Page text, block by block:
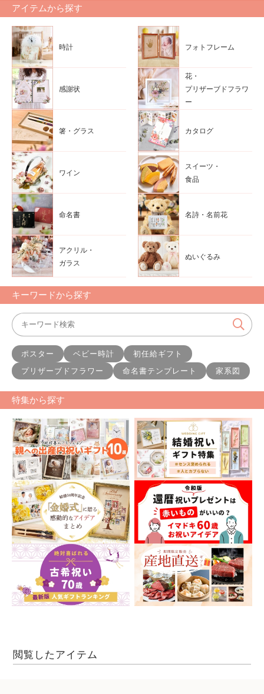
アイテムから探す
時計 フォトフレーム
感謝状
花・
プリザーブドフラワ
ー
箸・グラス カタログ
ワイン
スイーツ・
食品
命名書 名詩・名前花
アクリル・
ガラス
ぬいぐるみ
キーワードから探す
ポスター ベビー時計
初任給ギフト
プリザーブドフラワー
命名書テンプレート 家系図
特集から探す
閲覧したアイテム